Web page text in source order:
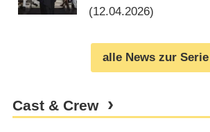
(12.04.2026)
alle News zur Serie
Cast & Crew